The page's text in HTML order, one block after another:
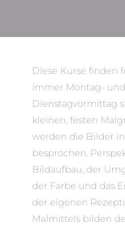
Diese Kurse finden
immer Montag- und
Dienstagvormittag
kleinen, festen
werden die Bilder
besprochen.
Bildaufbau, der
der Farbe und das
der eigenen
Malmittels bilden